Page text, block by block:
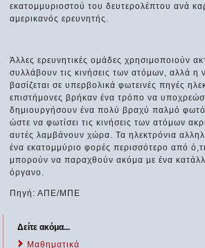
εκατομμυριοστού του δευτερολέπτου ανά
αμερικανός ερευνητής.
Άλλες ερευνητικές ομάδες χρησιμοποιούν
συλλάβουν τις κινήσεις των ατόμων, αλλά η
βασίζεται σε υπερβολικά φωτεινές πηγές
επιστήμονες βρήκαν ένα τρόπο να
δημιουργήσουν ένα πολύ βραχύ παλμό
ώστε να φωτίσει τις κινήσεις των ατόμων
αυτές λαμβάνουν χώρα. Τα ηλεκτρόνια
ένα εκατομμύριο φορές περισσότερο από ό,τι
μπορούν να παραχθούν ακόμα με ένα
όργανο.
Πηγή: ΑΠΕ/ΜΠΕ
Δείτε ακόμα...
Μαθηματικά